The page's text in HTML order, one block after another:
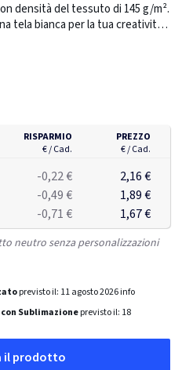
densità del tessuto di 145 g/m².
tela bianca per la tua creatività
disegni vivaci. Sia che venga
moda o come un accessorio
di sé. Prodotto non
prima dell'uso.
RISPARMIO
€ / Cad.
PREZZO
€ / Cad.
-0,22 €
2,16 €
-0,49 €
1,89 €
-0,71 € 1,67 €
neutro senza personalizzazioni
previsto il: 11 agosto 2026info
Sublimazioneprevisto il: 18
il prodotto